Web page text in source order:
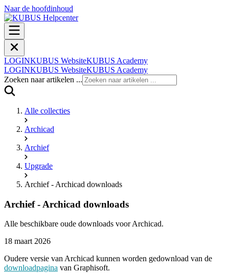
Naar de hoofdinhoud
LOGINKUBUS WebsiteKUBUS Academy
LOGINKUBUS WebsiteKUBUS Academy
Zoeken naar artikelen ...
Alle collecties
Archicad
Archief
Upgrade
Archief - Archicad downloads
Archief - Archicad downloads
Alle beschikbare oude downloads voor Archicad.
18 maart 2026
Oudere versie van Archicad kunnen worden gedownload van de
downloadpagina van Graphisoft.